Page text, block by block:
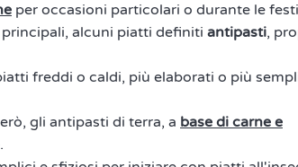
per occasioni particolari o durante le
alcuni piatti definiti antipasti,
freddi o caldi, più elaborati o più
gli antipasti di terra, a base di carne e
.